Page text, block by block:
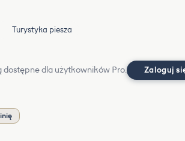
Turystyka piesza
dostępne dla użytkowników Pro. Zaloguj